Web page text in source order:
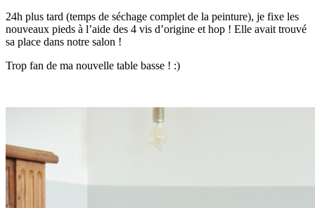
24h plus tard (temps de séchage complet de la peinture), je fixe les
nouveaux pieds à l’aide des 4 vis d’origine et hop ! Elle avait trouvé
sa place dans notre salon !
Trop fan de ma nouvelle table basse ! :)